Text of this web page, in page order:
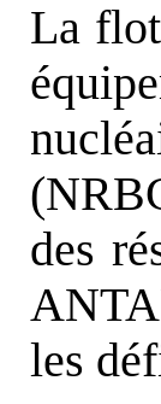
La
des
les